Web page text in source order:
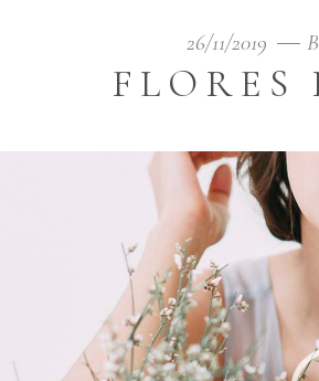
26/11/2019
FLORES